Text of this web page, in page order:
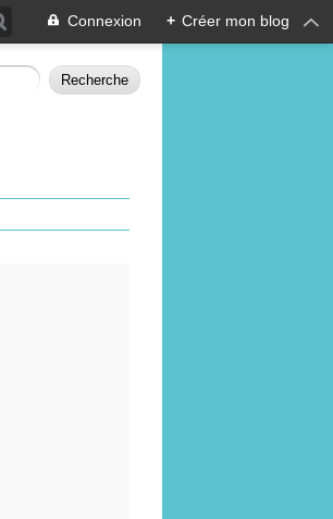
Connexion + Créer mon blog